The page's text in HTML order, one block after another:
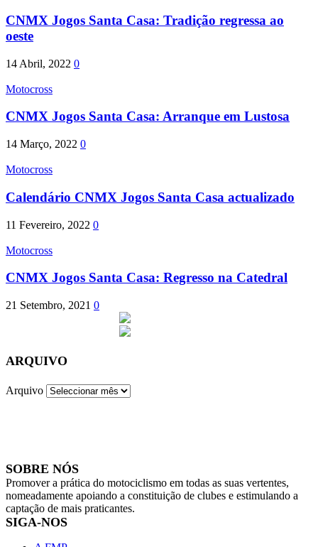
CNMX Jogos Santa Casa: Tradição regressa ao
oeste
14 Abril, 2022 0
Motocross
CNMX Jogos Santa Casa: Arranque em Lustosa
14 Março, 2022 0
Motocross
Calendário CNMX Jogos Santa Casa actualizado
11 Fevereiro, 2022 0
Motocross
CNMX Jogos Santa Casa: Regresso na Catedral
21 Setembro, 2021 0
ARQUIVO
Arquivo
SOBRE NÓS
Promover a prática do motociclismo em todas as suas vertentes,
nomeadamente apoiando a constituição de clubes e estimulando a
captação de mais praticantes.
SIGA-NOS